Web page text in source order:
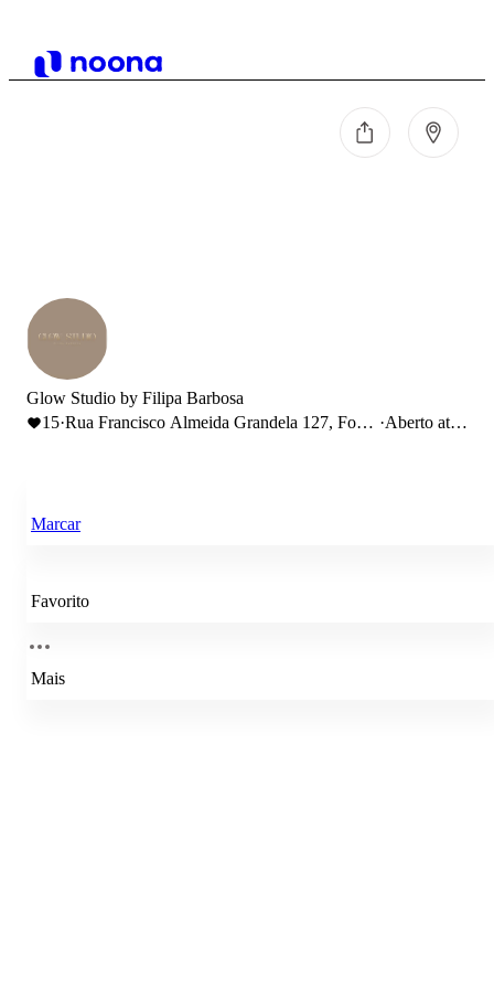
Glow Studio by Filipa Barbosa
15·Rua Francisco Almeida Grandela 127, Foz
·Aberto até
Marcar
Favorito
Mais